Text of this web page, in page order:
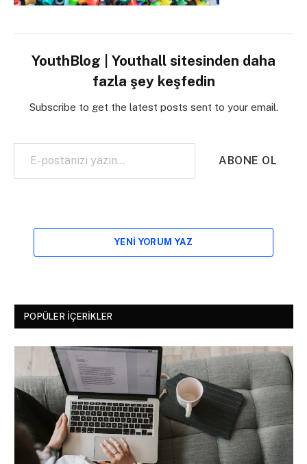
YouthBlog | Youthall sitesinden daha
fazla şey keşfedin
Subscribe to get the latest posts sent to your email.
E-postanızı yazın…
ABONE OL
YENI YORUM YAZ
POPÜLER İÇERIKLER